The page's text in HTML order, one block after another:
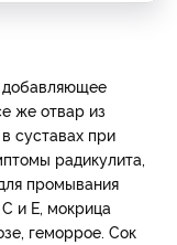
добавляющее
же отвар из
суставах при
радикулита,
промывания
и Е, мокрица
геморрое. Сок